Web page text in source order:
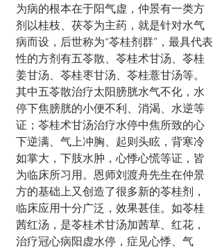
为病的根本在于阳气虚，仲景有一类方
剂以桂枝、茯苓为主药，就是针对水气
病而设，后世称为“苓桂剂群”，最具代表
性的方剂有五苓散、苓桂术甘汤、苓桂
姜甘汤、苓桂枣甘汤、苓桂薏甘汤等。
其中五苓散治疗太阳膀胱水气不化，水
停下焦膀胱的小便不利、消渴、水逆等
证；苓桂术甘汤治疗水停中焦所致的心
下逆满、气上冲胸、起则头眩，背寒冷
如掌大，下肢水肿，心悸心慌等证，皆
为临床所习用。恩师刘渡舟先生在仲景
方的基础上又创造了很多新的苓桂剂，
临床应用十分广泛，效果甚佳。如苓桂
茜红汤，是苓桂术甘汤加茜草、红花，
治疗冠心病阳虚水停，症见心悸、气